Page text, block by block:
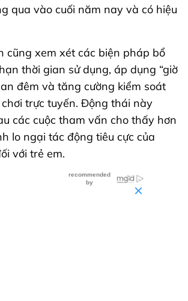
qua vào cuối năm nay và có hiệu
cũng xem xét các biện pháp bổ
thời gian sử dụng, áp dụng “giờ
đêm và tăng cường kiểm soát
trực tuyến. Động thái này
các cuộc tham vấn cho thấy hơn
lo ngại tác động tiêu cực của
với trẻ em.